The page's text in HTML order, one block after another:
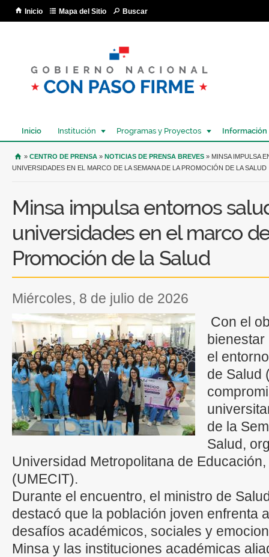
Inicio Mapa del Sitio Buscar
Inicio Institución Programas y Proyectos Información
USTED SE ENCUENTRA AQUÍ
» CENTRO DE PRENSA » NOTICIAS DE PRENSA BREVES » MINSA IMPULSA
UNIVERSIDADES EN EL MARCO DE LA SEMANA DE LA PROMOCIÓN DE LA SALUD
Minsa impulsa entornos
universidades en el marco
Promoción de la Salud
miércoles, 8 de julio de 2026
Con el
bienestar
el
de Salud
de la
Salud,
Universidad Metropolitana de
(UMECIT).
Durante el encuentro, el ministro de
destacó que la población joven enfrenta
desafíos académicos, sociales y
Minsa y las instituciones académicas